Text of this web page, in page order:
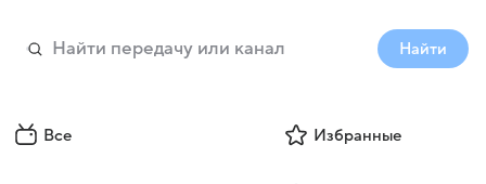
Найти
Все Избранные